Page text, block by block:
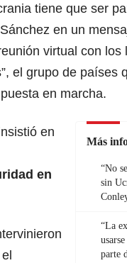
tiene que ser
en un
virtual con los
el grupo de países
en marcha.
Más
“No
sin
“La
parte
en
en